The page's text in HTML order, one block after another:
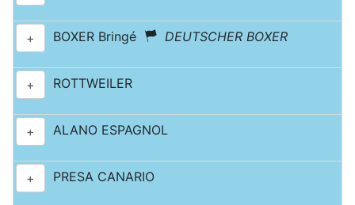
+ BOXER Bringé DEUTSCHER BOXER
+ ROTTWEILER
+ ALANO ESPAGNOL
+ PRESA CANARIO